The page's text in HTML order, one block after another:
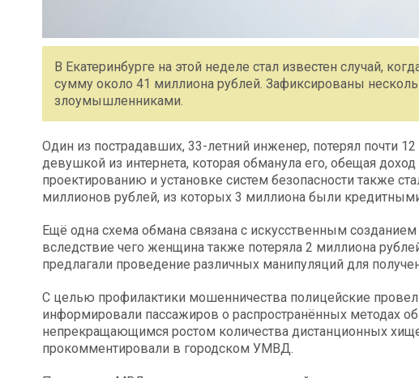
В Екатеринбурге на этой неделе стал известен случай,
сумму около 41 миллиона рублей. Зафиксированы
злоумышленниками.
Один из пострадавших, 33-летний инженер, потерял почти
девушкой из интернета, которая обманула его, обещая
проектированию и установке систем безопасности также
миллионов рублей, из которых 3 миллиона были
Ещё одна схема обмана связана с искусственным
вследствие чего женщина также потеряла 2 миллиона
предлагали проведение различных манипуляций для
С целью профилактики мошенничества полицейские
информировали пассажиров о распространённых методах
непрекращающимся ростом количества дистанционных
прокомментировали в городском УМВД.